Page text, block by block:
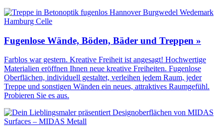
Fugenlose Wände, Böden, Bäder und Treppen »
Farblos war gestern. Kreative Freiheit ist angesagt! Hochwertige
Materialien eröffnen Ihnen neue kreative Freiheiten. Fugenlose
Oberflächen, individuell gestaltet, verleihen jedem Raum, jeder
Treppe und sonstigen Wänden ein neues, attraktives Raumgefühl.
Probieren Sie es aus.